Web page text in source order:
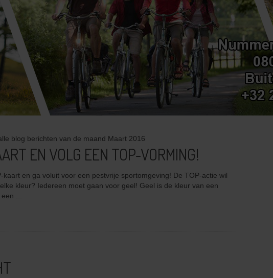
blog berichten van de maand Maart 2016
EN VOLG EEN TOP-VORMING!
en ga voluit voor een pestvrije sportomgeving! De TOP-actie wil
kleur? Iedereen moet gaan voor geel! Geel is de kleur van een
...